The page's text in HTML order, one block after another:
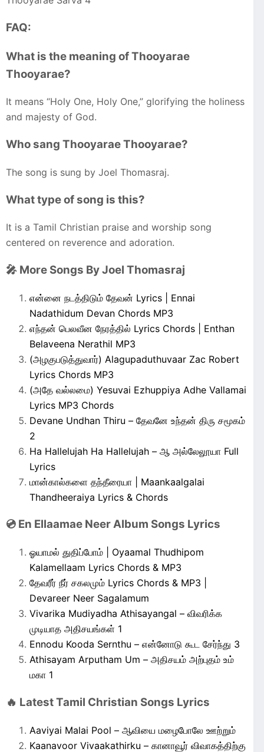
FAQ:
What is the meaning of Thooyarae
Thooyarae?
It means “Holy One, Holy One,” glorifying the holiness
and majesty of God.
Who sang Thooyarae Thooyarae?
The song is sung by Joel Thomasraj.
What type of song is this?
It is a Tamil Christian praise and worship song
centered on reverence and adoration.
🎤 More Songs By Joel Thomasraj
என்னை நடத்திடும் தேவன் Lyrics | Ennai
Nadathidum Devan Chords MP3
எந்தன் பெலவீன நேரத்தில் Lyrics Chords | Enthan
Belaveena Nerathil MP3
(அழகுபடுத்துவார்) Alagupaduthuvaar Zac Robert
Lyrics Chords MP3
(அதே வல்லமை) Yesuvai Ezhuppiya Adhe Vallamai
Lyrics MP3 Chords
Devane Undhan Thiru – தேவனே உந்தன் திரு சமூகம்
2
Ha Hallelujah Ha Hallelujah – ஆ அல்லேலூயா Full
Lyrics
மான்கால்களை தந்தீரையா | Maankaalgalai
Thandheeraiya Lyrics & Chords
💿 En Ellaamae Neer Album Songs Lyrics
ஓயாமல் துதிப்போம் | Oyaamal Thudhipom
Kalamellaam Lyrics Chords & MP3
தேவரீர் நீர் சகலமும் Lyrics Chords & MP3 |
Devareer Neer Sagalamum
Vivarika Mudiyadha Athisayangal – விவரிக்க
முடியாத அதிசயங்கள் 1
Ennodu Kooda Sernthu – என்னோடு கூட சேர்ந்து 3
Athisayam Arputham Um – அதிசயம் அற்புதம் உம்
மகா 1
🔥 Latest Tamil Christian Songs Lyrics
Aaviyai Malai Pool – ஆவியை மழைபோலே ஊற்றும்
Kaanavoor Vivaakathirku – கானாவூர் விவாகத்திற்கு